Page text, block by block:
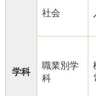
学科
社会
職業別学
科